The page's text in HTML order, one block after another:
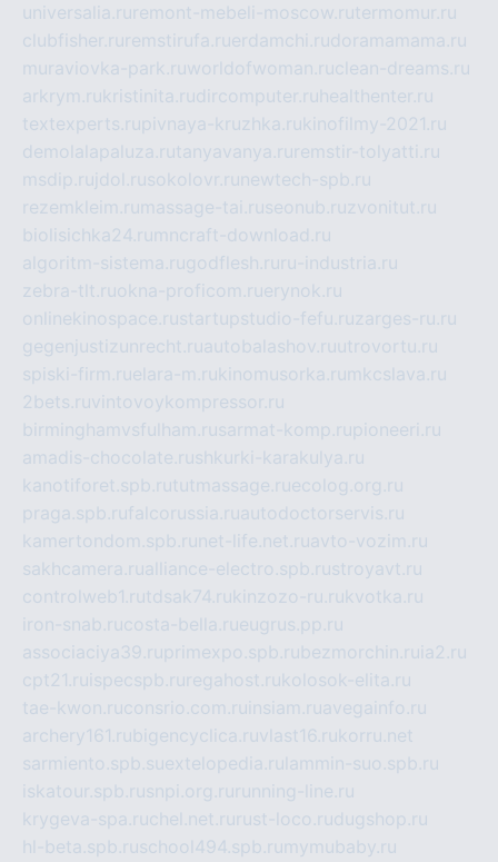
universalia.ru remont-mebeli-moscow.rutermomur.ru
clubfisher.ru remstirufa.ruerdamchi.rudoramamama.ru
muraviovka-park.ruworldofwoman.ruclean-dreams.ru
arkrym.rukristinita.rudircomputer.ru healthenter.ru
textexperts.rupivnaya-kruzhka.rukinofilmy-2021.ru
demolalapaluza.rutanyavanya.ru remstir-tolyatti.ru
msdip.ru jdol.rusokolovr.ru newtech-spb.ru
rezemkleim.ru massage-tai.ruseonub.ruzvonitut.ru
biolisichka24.ru mncraft-download.ru
algoritm-sistema.rugodflesh.ru ru-industria.ru
zebra-tlt.ruokna-proficom.ruerynok.ru
onlinekinospace.rustartupstudio-fefu.ruzarges-ru.ru
gegenjustizunrecht.ruautobalashov.ruutrovortu.ru
spiski-firm.ruelara-m.rukinomusorka.ru mkcslava.ru
2bets.ruvintovoykompressor.ru
birminghamvsfulham.rusarmat-komp.rupioneeri.ru
amadis-chocolate.rushkurki-karakulya.ru
kanotiforet.spb.rututmassage.ruecolog.org.ru
praga.spb.rufalcorussia.ruautodoctorservis.ru
kamertondom.spb.ru net-life.net.ruavto-vozim.ru
sakhcamera.rualliance-electro.spb.rustroyavt.ru
controlweb1.rutdsak74.rukinzozo-ru.rukvotka.ru
iron-snab.rucosta-bella.rueugrus.pp.ru
associaciya39.ruprimexpo.spb.rubezmorchin.ru ia2.ru
cpt21.ru ispecspb.ru regahost.rukolosok-elita.ru
tae-kwon.ruconsrio.com.ru insiam.ruavegainfo.ru
archery161.rubigencyclica.ruvlast16.rukorru.net
sarmiento.spb.suextelopedia.ru lammin-suo.spb.ru
iskatour.spb.rusnpi.org.ru running-line.ru
krygeva-spa.ruchel.net.ru rust-loco.rudugshop.ru
hl-beta.spb.ruschool494.spb.ru mymubaby.ru